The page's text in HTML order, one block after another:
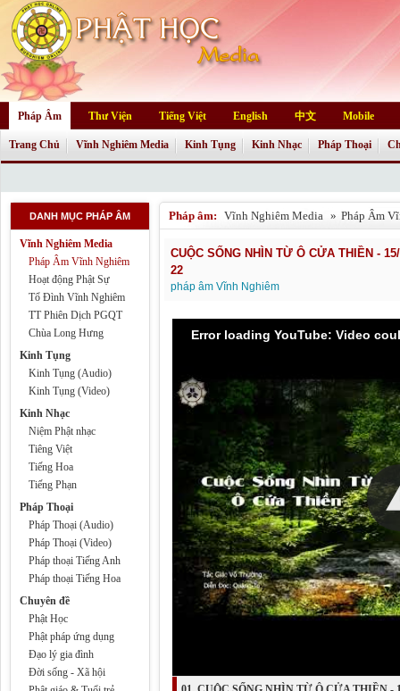
Pháp Âm Thư Viện Tiếng Việt English 中文 Mobile
Trang Chủ Vĩnh Nghiêm Media Kinh Tụng Kinh Nhạc Pháp Thoại
DANH MỤC PHÁP ÂM
Vĩnh Nghiêm Media
Pháp Âm Vĩnh Nghiêm
Hoạt động Phật Sự
Tổ Đình Vĩnh Nghiêm
TT Phiên Dịch PGQT
Chùa Long Hưng
Kinh Tụng
Kinh Tụng (Audio)
Kinh Tụng (Video)
Kinh Nhạc
Niệm Phật nhạc
Tiêng Việt
Tiếng Hoa
Tiếng Phạn
Pháp Thoại
Pháp Thoại (Audio)
Pháp Thoại (Video)
Pháp thoại Tiếng Anh
Pháp thoại Tiếng Hoa
Chuyên đề
Phật Học
Phật pháp ứng dụng
Đạo lý gia đình
Đời sống - Xã hội
Pháp âm: Vĩnh Nghiêm Media » Pháp Âm
CUỘC SỐNG NHÌN TỪ Ô CỬA THIỀN -
22
pháp âm Vĩnh Nghiêm
Error loading YouTube: Video